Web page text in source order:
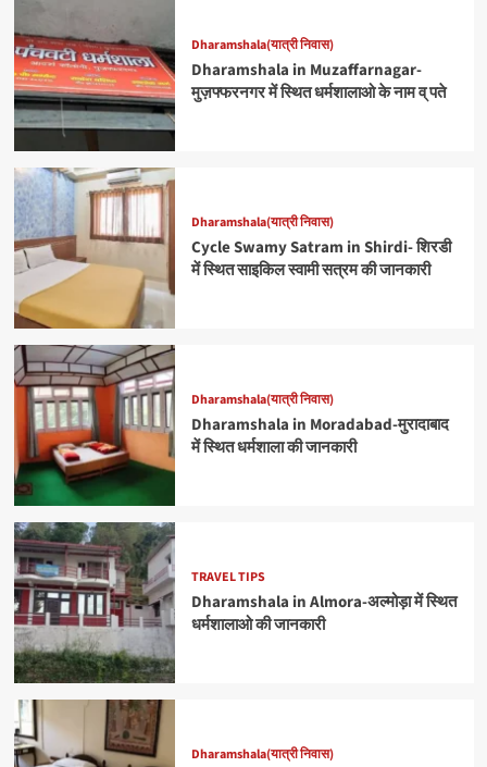
Dharamshala(यात्री निवास)
Dharamshala in Muzaffarnagar-
मुज़फ्फरनगर में स्थित धर्मशालाओ के नाम व् पते
Dharamshala(यात्री निवास)
Cycle Swamy Satram in Shirdi- शिरडी
में स्थित साइकिल स्वामी सत्रम की जानकारी
Dharamshala(यात्री निवास)
Dharamshala in Moradabad-मुरादाबाद
में स्थित धर्मशाला की जानकारी
TRAVEL TIPS
Dharamshala in Almora-अल्मोड़ा में स्थित
धर्मशालाओ की जानकारी
Dharamshala(यात्री निवास)